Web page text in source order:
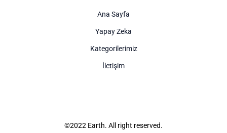
Ana Sayfa
Yapay Zeka
Kategorilerimiz
İletişim
©2022 Earth. All right reserved.